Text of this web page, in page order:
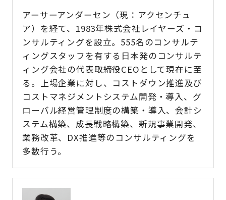
アーサーアンダーセン（現：アクセンチュ
ア）を経て、1983年株式会社レイヤーズ・コ
ンサルティングを設立。555名のコンサルテ
ィングスタッフを有する日本発のコンサルテ
ィング会社の代表取締役CEOとして現在に至
る。上場企業に対し、コストダウン推進及び
コストマネジメントシステム開発・導入、グ
ローバル経営管理制度の構築・導入、会計シ
ステム構築、成長戦略構築、新規事業開発、
業務改革、DX推進等のコンサルティングを
多数行う。